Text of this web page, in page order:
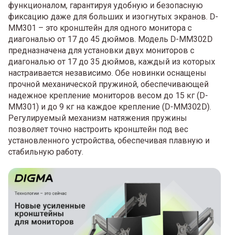
функционалом, гарантируя удобную и безопасную
фиксацию даже для больших и изогнутых экранов. D-
MM301 – это кронштейн для одного монитора с
диагональю от 17 до 45 дюймов. Модель D-MM302D
предназначена для установки двух мониторов с
диагональю от 17 до 35 дюймов, каждый из которых
настраивается независимо. Обе новинки оснащены
прочной механической пружиной, обеспечивающей
надежное крепление мониторов весом до 15 кг (D-
MM301) и до 9 кг на каждое крепление (D-MM302D).
Регулируемый механизм натяжения пружины
позволяет точно настроить кронштейн под вес
установленного устройства, обеспечивая плавную и
стабильную работу.